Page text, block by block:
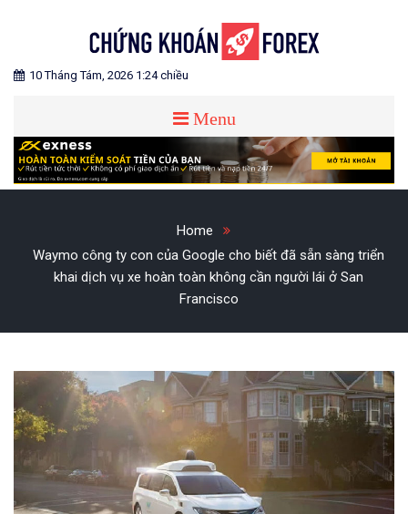
CHỨNG KHOÁN FOREX
Blog chia sẻ về Chứng Khoán và Forex
10 Tháng Tám, 2026 1:24 chiều
Menu
Home
Waymo công ty con của Google cho biết đã sẵn sàng triển
khai dịch vụ xe hoàn toàn không cần người lái ở San
Francisco